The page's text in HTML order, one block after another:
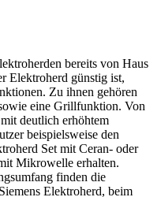
bereits von Haus
Elektroherd günstig ist,
Zu ihnen gehören
eine Grillfunktion. Von
deutlich erhöhtem
beispielsweise den
Set mit Ceran- oder
Mikrowelle erhalten.
finden die
Elektroherd, beim